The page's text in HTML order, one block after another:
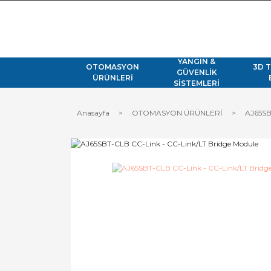
OTOMASYON
ÜRÜNLERİ
YANGIN &
GÜVENLİK
SİSTEMLERİ
3D
Anasayfa OTOMASYON ÜRÜNLERİ